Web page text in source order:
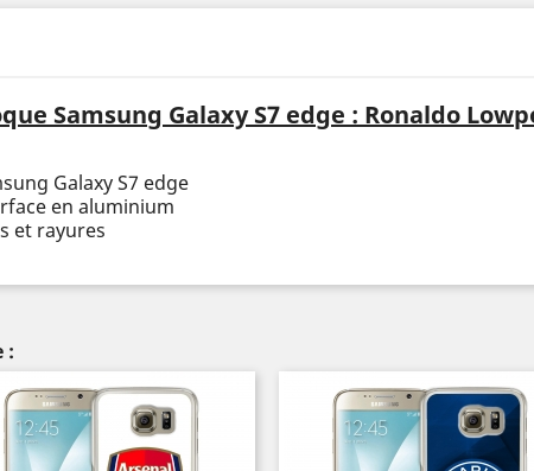
Samsung Galaxy S7 edge : Ronaldo
Galaxy S7 edge
en aluminium
et rayures
: